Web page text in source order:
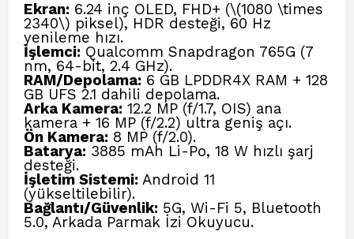
Ekran: 6.24 inç OLED, FHD+ (\(1080 \times
2340\) piksel), HDR desteği, 60 Hz
yenileme hızı.
İşlemci: Qualcomm Snapdragon 765G (7
nm, 64-bit, 2.4 GHz).
RAM/Depolama: 6 GB LPDDR4X RAM + 128
GB UFS 2.1 dahili depolama.
Arka Kamera: 12.2 MP (f/1.7, OIS) ana
kamera + 16 MP (f/2.2) ultra geniş açı.
Ön Kamera: 8 MP (f/2.0).
Batarya: 3885 mAh Li-Po, 18 W hızlı şarj
desteği.
İşletim Sistemi: Android 11
(yükseltilebilir).
Bağlantı/Güvenlik: 5G, Wi-Fi 5, Bluetooth
5.0, Arkada Parmak İzi Okuyucu.